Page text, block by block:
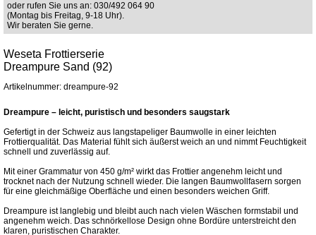
oder rufen Sie uns an: 030/492 064 90
(Montag bis Freitag, 9-18 Uhr).
Wir beraten Sie gerne.
Weseta Frottierserie
Dreampure Sand (92)
Artikelnummer: dreampure-92
Dreampure – leicht, puristisch und besonders saugstark
Gefertigt in der Schweiz aus langstapeliger Baumwolle in einer leichten
Frottierqualität. Das Material fühlt sich äußerst weich an und nimmt Feuchtigkeit
schnell und zuverlässig auf.
Mit einer Grammatur von 450 g/m² wirkt das Frottier angenehm leicht und
trocknet nach der Nutzung schnell wieder. Die langen Baumwollfasern sorgen
für eine gleichmäßige Oberfläche und einen besonders weichen Griff.
Dreampure ist langlebig und bleibt auch nach vielen Wäschen formstabil und
angenehm weich. Das schnörkellose Design ohne Bordüre unterstreicht den
klaren, puristischen Charakter.